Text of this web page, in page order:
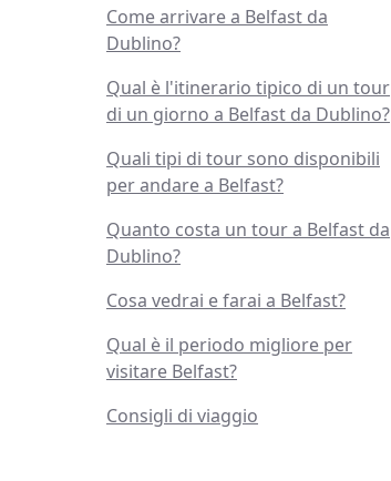
Come arrivare a Belfast da
Dublino?
Qual è l'itinerario tipico di un tour
di un giorno a Belfast da Dublino?
Quali tipi di tour sono disponibili
per andare a Belfast?
Quanto costa un tour a Belfast da
Dublino?
Cosa vedrai e farai a Belfast?
Qual è il periodo migliore per
visitare Belfast?
Consigli di viaggio